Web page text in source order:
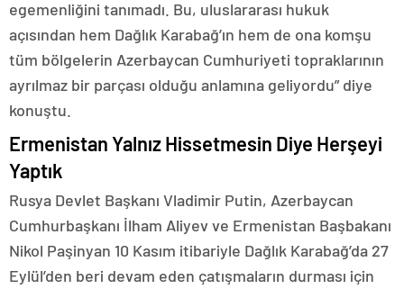
egemenliğini tanımadı. Bu, uluslararası hukuk
açısından hem Dağlık Karabağ’ın hem de ona komşu
tüm bölgelerin Azerbaycan Cumhuriyeti topraklarının
ayrılmaz bir parçası olduğu anlamına geliyordu” diye
konuştu.
Ermenistan Yalnız Hissetmesin Diye Herşeyi
Yaptık
Rusya Devlet Başkanı Vladimir Putin, Azerbaycan
Cumhurbaşkanı İlham Aliyev ve Ermenistan Başbakanı
Nikol Paşinyan 10 Kasım itibariyle Dağlık Karabağ’da 27
Eylül’den beri devam eden çatışmaların durması için